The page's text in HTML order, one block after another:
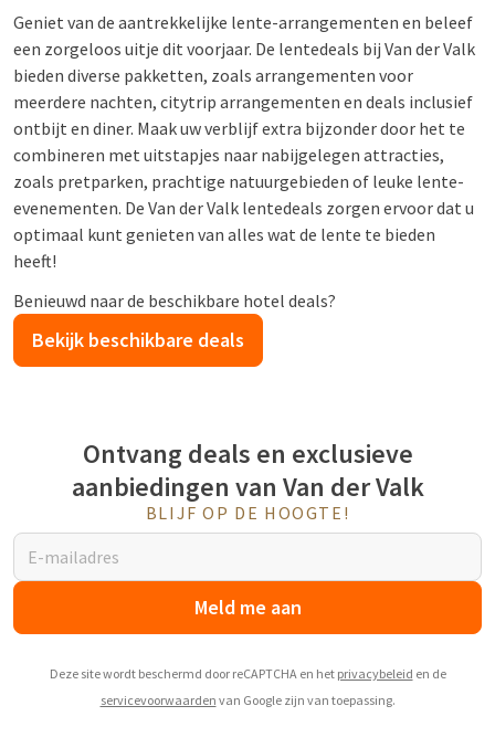
Geniet van de aantrekkelijke lente-arrangementen en beleef
een zorgeloos uitje dit voorjaar. De lentedeals bij Van der Valk
bieden diverse pakketten, zoals arrangementen voor
meerdere nachten, citytrip arrangementen en deals inclusief
ontbijt en diner. Maak uw verblijf extra bijzonder door het te
combineren met uitstapjes naar nabijgelegen attracties,
zoals pretparken, prachtige natuurgebieden of leuke lente-
evenementen. De Van der Valk lentedeals zorgen ervoor dat u
optimaal kunt genieten van alles wat de lente te bieden
heeft!
Benieuwd naar de beschikbare hotel deals?
Bekijk beschikbare deals
Ontvang deals en exclusieve
aanbiedingen van Van der Valk
BLIJF OP DE HOOGTE!
Meld me aan
Deze site wordt beschermd door reCAPTCHA en het privacybeleid en de
servicevoorwaarden van Google zijn van toepassing.